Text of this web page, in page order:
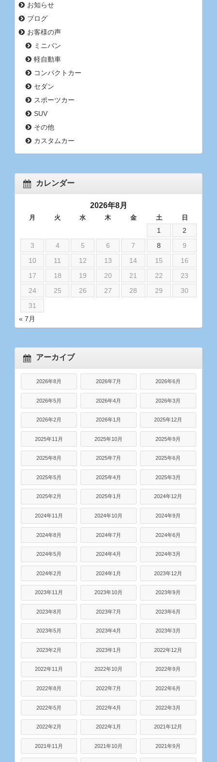
お知らせ
ブログ
お客様の声
ミニバン
軽自動車
コンパクトカー
セダン
スポーツカー
SUV
その他
カスタムカー
カレンダー
2026年8月
月 火 水 木 金 土 日
1
2
3
4 5 6 7 8
9
10
11 12 13 14 15
16
17
18 19 20 21 22
23
24
25 26 27 28 29
30
31
« 7月
アーカイブ
2026年8月 2026年7月 2026年6月
2026年5月 2026年4月 2026年3月
2026年2月 2026年1月 2025年12月
2025年11月 2025年10月 2025年9月
2025年8月 2025年7月 2025年6月
2025年5月 2025年4月 2025年3月
2025年2月 2025年1月 2024年12月
2024年11月 2024年10月 2024年9月
2024年8月 2024年7月 2024年6月
2024年5月 2024年4月 2024年3月
2024年2月 2024年1月 2023年12月
2023年11月 2023年10月 2023年9月
2023年8月 2023年7月 2023年6月
2023年5月 2023年4月 2023年3月
2023年2月 2023年1月 2022年12月
2022年11月 2022年10月 2022年9月
2022年8月 2022年7月 2022年6月
2022年5月 2022年4月 2022年3月
2022年2月 2022年1月 2021年12月
2021年11月 2021年10月 2021年9月